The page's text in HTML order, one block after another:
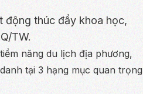
động thúc đẩy khoa học,
TW.
năng du lịch địa phương,
tại 3 hạng mục quan trọng